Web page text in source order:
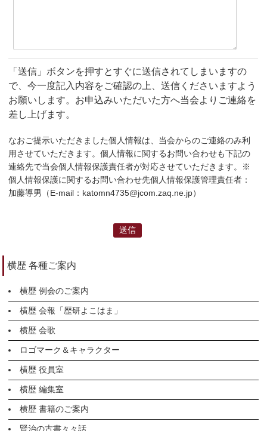
「送信」ボタンを押すとすぐに送信されてしまいますの
で、今一度記入内容をご確認の上、送信くださいますよう
お願いします。 お申込みいただいた方へ当会よりご連絡を
差し上げます。
なおご提示いただきました個人情報は、当会からのご連絡のみ利
用させていただきます。個人情報に関するお問い合わせも下記の
連絡先で当会個人情報保護責任者が対応させていただきます。 ※
個人情報保護に関するお問い合わせ先個人情報保護管理責任者：
加藤導男（E-mail：katomn4735@jcom.zaq.ne.jp）
横歴 各種ご案内
横歴 例会のご案内
横歴 会報「歴研よこはま」
横歴 会歌
ロゴマーク＆キャラクター
横歴 役員室
横歴 編集室
横歴 書籍のご案内
賢治の古書々々話